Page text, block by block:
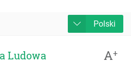
Polski
Ludowa A+